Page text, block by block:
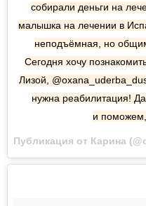
собирали деньги на
малышка на лечении в
неподъёмная, но
Сегодня хочу
Лизой,
нужна реабилитация!
и